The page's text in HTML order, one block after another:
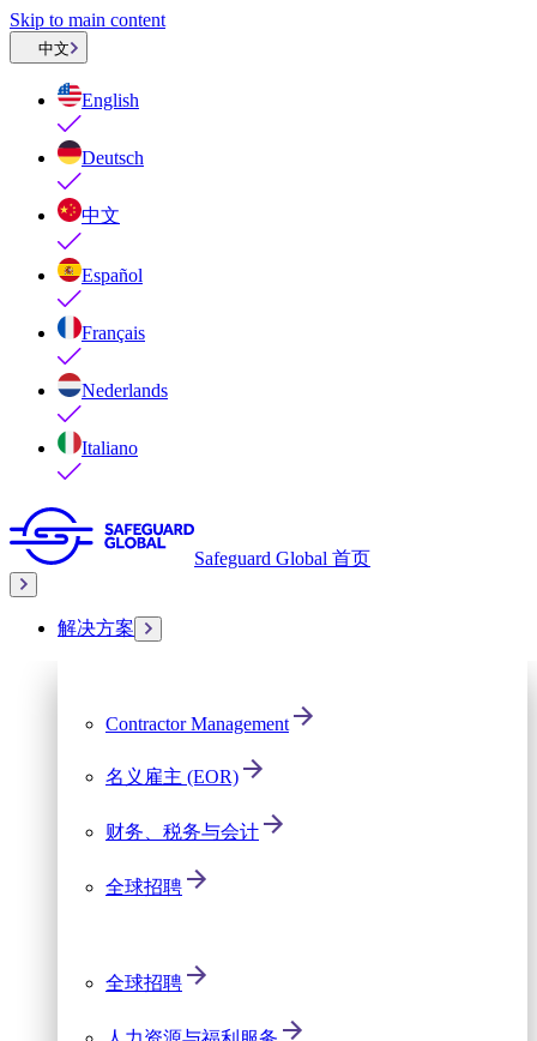
Skip to main content
中文
English
Deutsch
中文
Español
Français
Nederlands
Italiano
Safeguard Global 首页
解决方案
Contractor Management
名义雇主 (EOR)
财务、税务与会计
全球招聘
全球招聘